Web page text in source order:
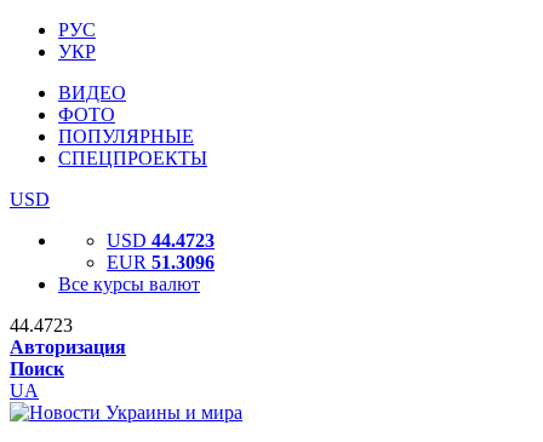
РУС
УКР
ВИДЕО
ФОТО
ПОПУЛЯРНЫЕ
СПЕЦПРОЕКТЫ
USD
USD 44.4723
EUR 51.3096
Все курсы валют
44.4723
Авторизация
Поиск
UA